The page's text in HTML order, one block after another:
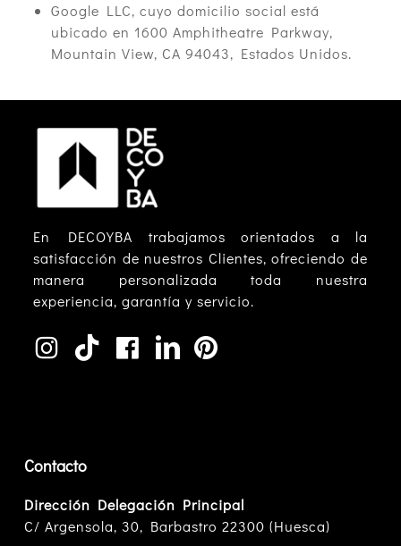
Google LLC, cuyo domicilio social está
ubicado en 1600 Amphitheatre Parkway,
Mountain View, CA 94043, Estados Unidos.
En DECOYBA trabajamos orientados a la
satisfacción de nuestros Clientes, ofreciendo de
manera personalizada toda nuestra
experiencia, garantía y servicio.
Contacto
Dirección Delegación Principal
C/ Argensola, 30, Barbastro 22300 (Huesca)